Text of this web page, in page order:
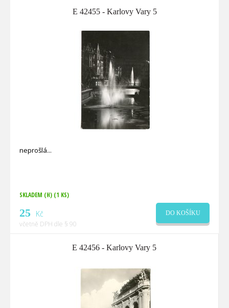
E 42455 - Karlovy Vary 5
neprošlá
SKLADEM (H) (1 KS)
25 Kč
včetně DPH dle § 90
DO KOŠÍKU
E 42456 - Karlovy Vary 5